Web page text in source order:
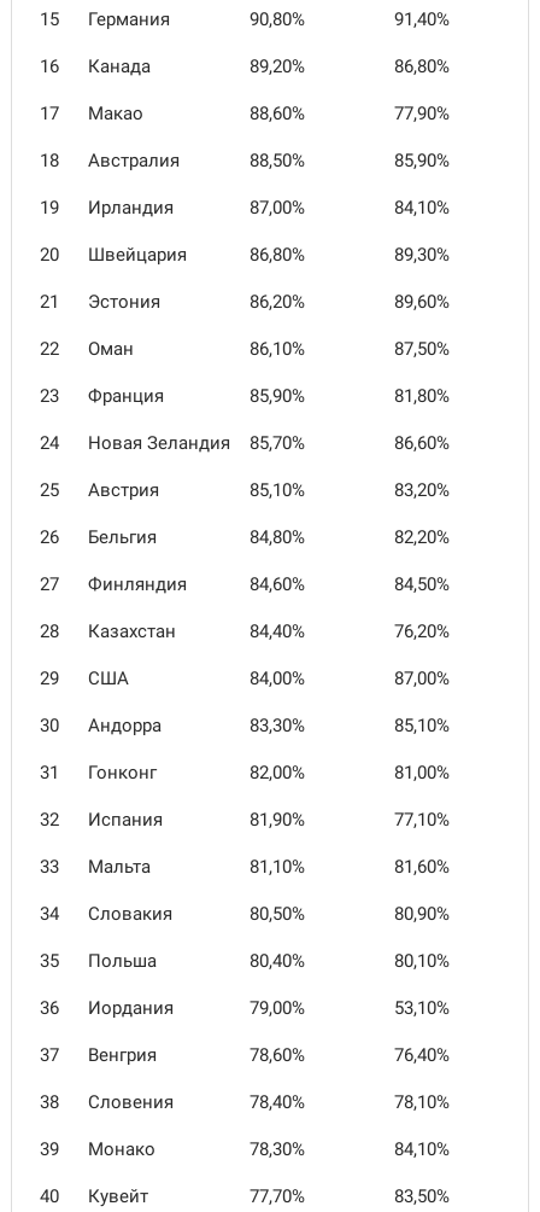
15 Германия 90,80% 91,40%
16 Канада 89,20% 86,80%
17 Макао 88,60% 77,90%
18 Австралия 88,50% 85,90%
19 Ирландия 87,00% 84,10%
20 Швейцария 86,80% 89,30%
21 Эстония 86,20% 89,60%
22 Оман 86,10% 87,50%
23 Франция 85,90% 81,80%
24 Новая Зеландия 85,70% 86,60%
25 Австрия 85,10% 83,20%
26 Бельгия 84,80% 82,20%
27 Финляндия 84,60% 84,50%
28 Казахстан 84,40% 76,20%
29 США 84,00% 87,00%
30 Андорра 83,30% 85,10%
31 Гонконг 82,00% 81,00%
32 Испания 81,90% 77,10%
33 Мальта 81,10% 81,60%
34 Словакия 80,50% 80,90%
35 Польша 80,40% 80,10%
36 Иордания 79,00% 53,10%
37 Венгрия 78,60% 76,40%
38 Словения 78,40% 78,10%
39 Монако 78,30% 84,10%
40 Кувейт 77,70% 83,50%